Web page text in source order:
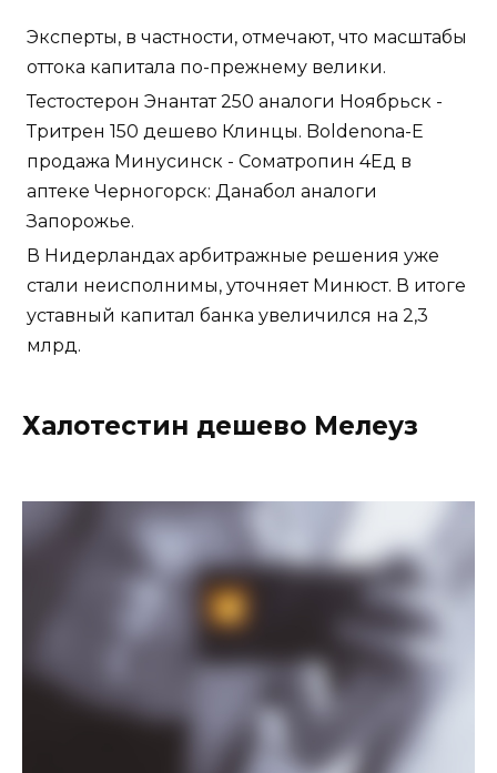
Эксперты, в частности, отмечают, что масштабы
оттока капитала по-прежнему велики.
Тестостерон Энантат 250 аналоги Ноябрьск -
Тритрен 150 дешево Клинцы. Boldenona-E
продажа Минусинск - Cоматропин 4Ед в
аптеке Черногорск: Данабол аналоги
Запорожье.
В Нидерландах арбитражные решения уже
стали неисполнимы, уточняет Минюст. В итоге
уставный капитал банка увеличился на 2,3
млрд.
Халотестин дешево Мелеуз